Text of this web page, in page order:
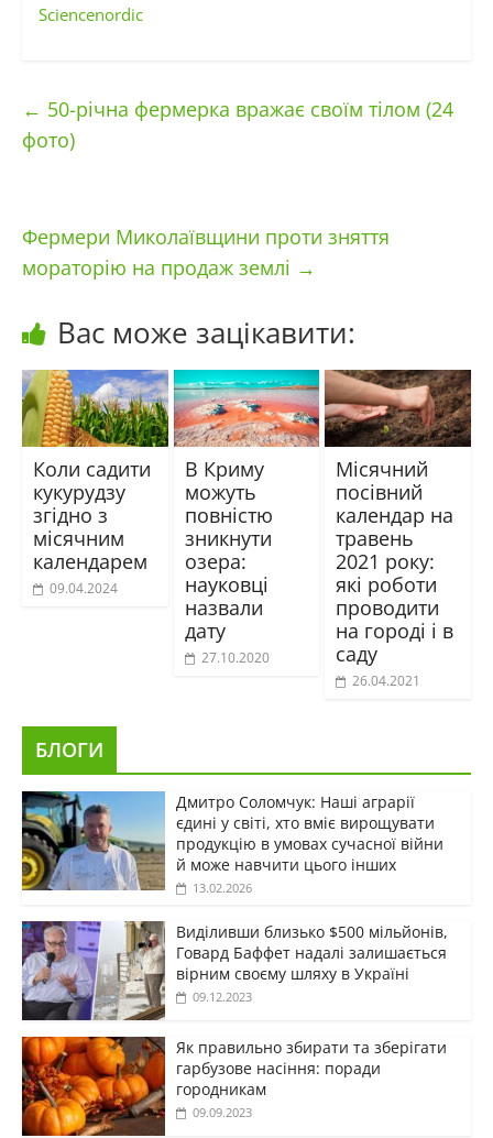
Sciencenordic
← 50-річна фермерка вражає своїм тілом (24
фото)
Фермери Миколаївщини проти зняття
мораторію на продаж землі →
Вас може зацікавити:
Коли садити
кукурудзу
згідно з
місячним
календарем
09.04.2024
В Криму
можуть
повністю
зникнути
озера:
науковці
назвали
дату
27.10.2020
Місячний
посівний
календар на
травень
2021 року:
які роботи
проводити
на городі і в
саду
26.04.2021
БЛОГИ
Дмитро Соломчук: Наші аграрії
єдині у світі, хто вміє вирощувати
продукцію в умовах сучасної війни
й може навчити цього інших
13.02.2026
Виділивши близько $500 мільйонів,
Говард Баффет надалі залишається
вірним своєму шляху в Україні
09.12.2023
Як правильно збирати та зберігати
гарбузове насіння: поради
городникам
09.09.2023